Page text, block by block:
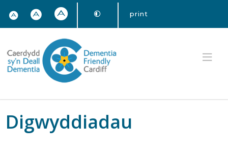
print
Digwyddiadau